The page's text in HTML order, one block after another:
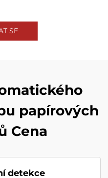
SE
papírových
Cena
detekce